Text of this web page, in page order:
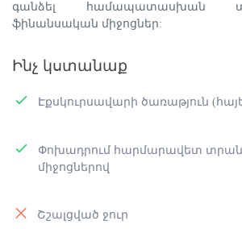
գանձել համապատասխան
ֆինանսական միջոցներ:
Ինչ կստանաք
Էքսկուրսավարի ծառաթյուն
Փոխադրում հարմարավետ
միջոցներով
Շշալցված ջուր